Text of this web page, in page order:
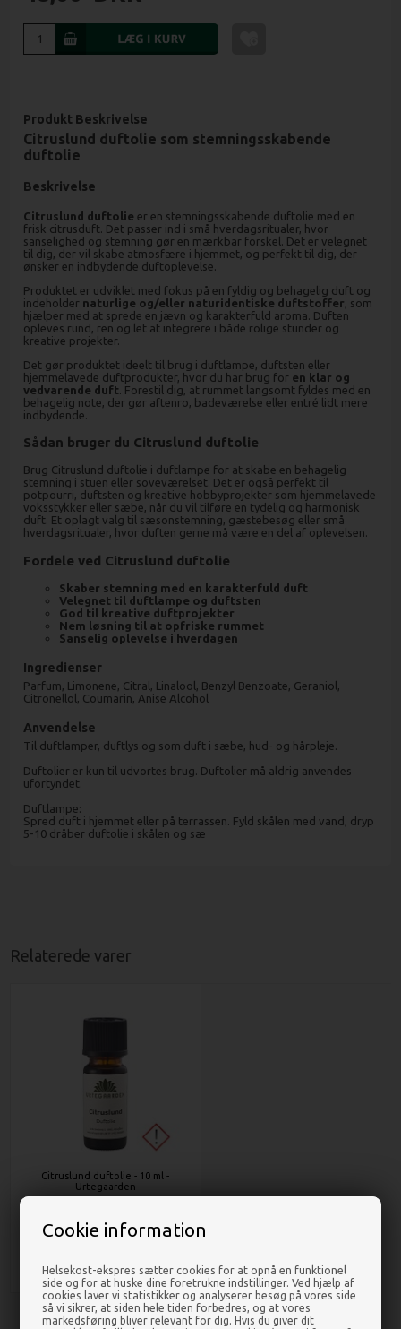
Cookie information
Helsekost-ekspres sætter cookies for at opnå en funktionel
side og for at huske dine foretrukne indstillinger. Ved hjælp af
cookies laver vi statistikker og analyserer besøg på vores side
så vi sikrer, at siden hele tiden forbedres, og at vores
markedsføring bliver relevant for dig. Hvis du giver dit
Produkt Beskrivelse
Citruslund duftolie som stemningsskabende
duftolie
Beskrivelse
Citruslund duftolie er en stemningsskabende duftolie med en
frisk citrusduft. Det passer ind i små hverdagsritualer, hvor
sanselighed og stemning gør en mærkbar forskel. Det er velegnet
til dig, der vil skabe atmosfære i hjemmet, og perfekt til dig, der
ønsker en indbydende duftoplevelse.
Produktet er udviklet med fokus på en fyldig og behagelig duft og
indeholder naturlige og/eller naturidentiske duftstoffer, som
hjælper med at sprede en jævn og karakterfuld aroma. Duften
opleves rund, ren og let at integrere i både rolige stunder og
kreative projekter.
Det gør produktet ideelt til brug i duftlampe, duftsten eller
hjemmelavede duftprodukter, hvor du har brug for en klar og
vedvarende duft. Forestil dig, at rummet langsomt fyldes med en
behagelig note, der gør aftenro, badeværelse eller entré lidt mere
indbydende.
Sådan bruger du Citruslund duftolie
Brug Citruslund duftolie i duftlampe for at skabe en behagelig
stemning i stuen eller soveværelset. Det er også perfekt til
potpourri, duftsten og kreative hobbyprojekter som hjemmelavede
voksstykker eller sæbe, når du vil tilføre en tydelig og harmonisk
duft. Et oplagt valg til sæsonstemning, gæstebesøg eller små
hverdagsritualer, hvor duften gerne må være en del af oplevelsen.
Fordele ved Citruslund duftolie
Skaber stemning med en karakterfuld duft
Velegnet til duftlampe og duftsten
God til kreative duftprojekter
Nem løsning til at opfriske rummet
Sanselig oplevelse i hverdagen
Ingredienser
Parfum, Limonene, Citral, Linalool, Benzyl Benzoate, Geraniol,
Citronellol, Coumarin, Anise Alcohol
Anvendelse
Til duftlamper, duftlys og som duft i sæbe, hud- og hårpleje.
Duftolier er kun til udvortes brug. Duftolier må aldrig anvendes
ufortyndet.
Duftlampe:
Spred duft i hjemmet eller på terrassen. Fyld skålen med vand, dryp
5-10 dråber duftolie i skålen og sæ
Relaterede varer
Citruslund duftolie - 10 ml -
Urtegaarden
DKK 48,00